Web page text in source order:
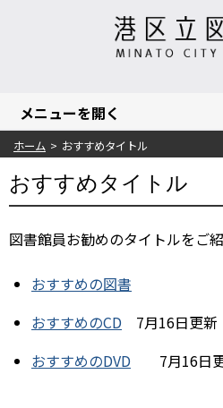
ホーム おすすめタイトル
おすすめタイトル
図書館員お勧めのタイトルをご紹
おすすめの図書
おすすめのCD 7月16日更新
おすすめのDVD 7月16日